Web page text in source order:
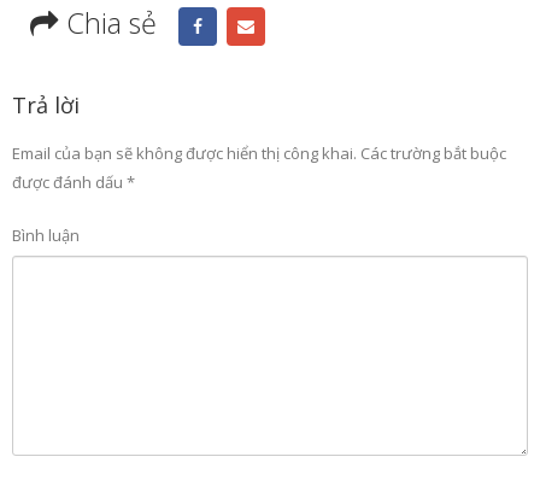
Chia sẻ
Trả lời
Email của bạn sẽ không được hiển thị công khai. Các trường bắt buộc
được đánh dấu *
Bình luận